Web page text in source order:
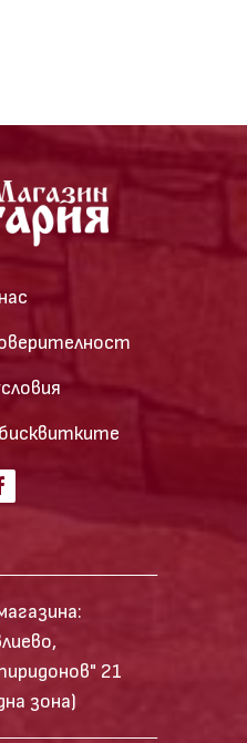
21
зона)